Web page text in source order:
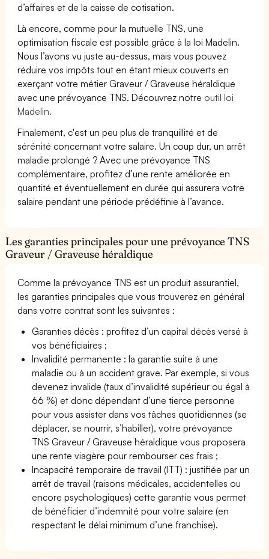
d’affaires et de la caisse de cotisation.
Là encore, comme pour la mutuelle TNS, une
optimisation fiscale est possible grâce à la loi Madelin.
Nous l’avons vu juste au-dessus, mais vous pouvez
réduire vos impôts tout en étant mieux couverts en
exerçant votre métier Graveur / Graveuse héraldique
avec une prévoyance TNS. Découvrez notre outil loi
Madelin.
Finalement, c'est un peu plus de tranquillité et de
sérénité concernant votre salaire. Un coup dur, un arrêt
maladie prolongé ? Avec une prévoyance TNS
complémentaire, profitez d’une rente améliorée en
quantité et éventuellement en durée qui assurera votre
salaire pendant une période prédéfinie à l’avance.
Les garanties principales pour une prévoyance TNS
Graveur / Graveuse héraldique
Comme la prévoyance TNS est un produit assurantiel,
les garanties principales que vous trouverez en général
dans votre contrat sont les suivantes :
Garanties décès : profitez d’un capital décès versé à
vos bénéficiaires ;
Invalidité permanente : la garantie suite à une
maladie ou à un accident grave. Par exemple, si vous
devenez invalide (taux d’invalidité supérieur ou égal à
66 %) et donc dépendant d’une tierce personne
pour vous assister dans vos tâches quotidiennes (se
déplacer, se nourrir, s’habiller), votre prévoyance
TNS Graveur / Graveuse héraldique vous proposera
une rente viagère pour rembourser ces frais ;
Incapacité temporaire de travail (ITT) : justifiée par un
arrêt de travail (raisons médicales, accidentelles ou
encore psychologiques) cette garantie vous permet
de bénéficier d’indemnité pour votre salaire (en
respectant le délai minimum d’une franchise).